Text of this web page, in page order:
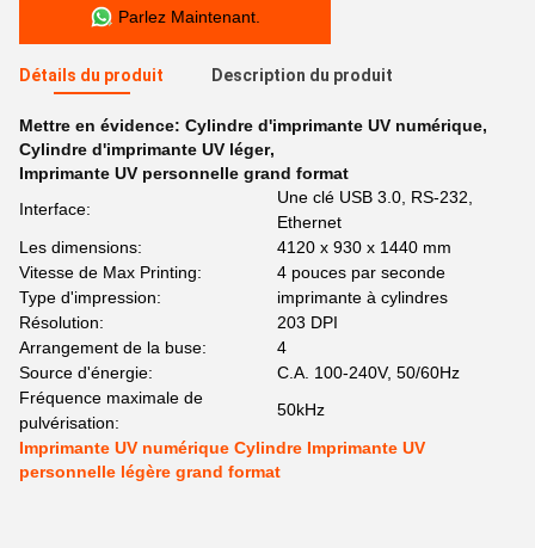
Parlez Maintenant.
Détails du produit Description du produit
Mettre en évidence: Cylindre d'imprimante UV numérique,
Cylindre d'imprimante UV léger,
Imprimante UV personnelle grand format
Interface:
Une clé USB 3.0, RS-232,
Ethernet
Les dimensions:
4120 x 930 x 1440 mm
Vitesse de Max Printing:
4 pouces par seconde
Type d'impression:
imprimante à cylindres
Résolution:
203 DPI
Arrangement de la buse:
4
Source d'énergie:
C.A. 100-240V, 50/60Hz
Fréquence maximale de
pulvérisation:
50kHz
Imprimante UV numérique Cylindre Imprimante UV
personnelle légère grand format